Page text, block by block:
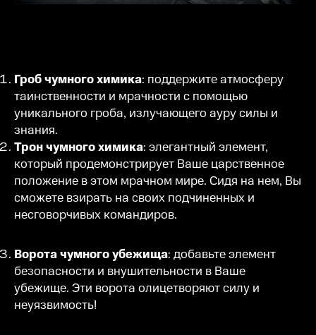
Гроб чумного химика: поддержите атмосферу
таинственности и мрачности с помощью
уникального гроба, излучающего ауру силы и
знания.
Трон чумного химика: элегантный элемент,
который продемонстрирует Ваше царственное
положение в этом мрачном мире. Сидя на нем, Вы
сможете взирать на своих подчиненных и
несговорчивых командиров.
Ворота чумного убежища: добавьте элемент
безопасности и внушительности в Ваше
убежище. Эти ворота олицетворяют силу и
неуязвимость!